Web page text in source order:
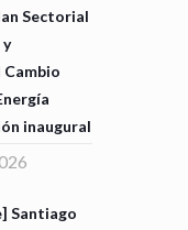
Sectorial
y
inaugural
Santiago